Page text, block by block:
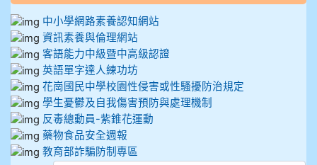
中小學網路素養認知網站
資訊素養與倫理網站
客語能力中級暨中高級認證
英語單字達人練功坊
花崗國民中學校園性侵害或性騷擾防治規定
學生憂鬱及自我傷害預防與處理機制
反毒總動員-紫錐花運動
藥物食品安全週報
教育部詐騙防制專區